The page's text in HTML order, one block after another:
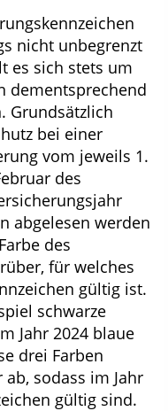
nicht unbegrenzt
es sich stets um
dementsprechend
Grundsätzlich
bei einer
vom jeweils 1.
des
abgelesen werden
des
für welches
gültig ist.
schwarze
Jahr 2024 blaue
drei Farben
sodass im Jahr
gültig sind.